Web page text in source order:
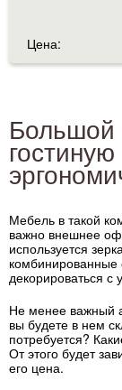
Цена:
Большой
Мебель в такой
важно внешнее
используется
декорироваться с
Не менее важный
вы будете в нем
потребуется?
От этого будет
его цена.